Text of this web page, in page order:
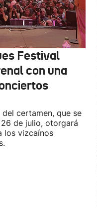
Festival
con una
certamen, que se
de julio, otorgará
los vizcaínos